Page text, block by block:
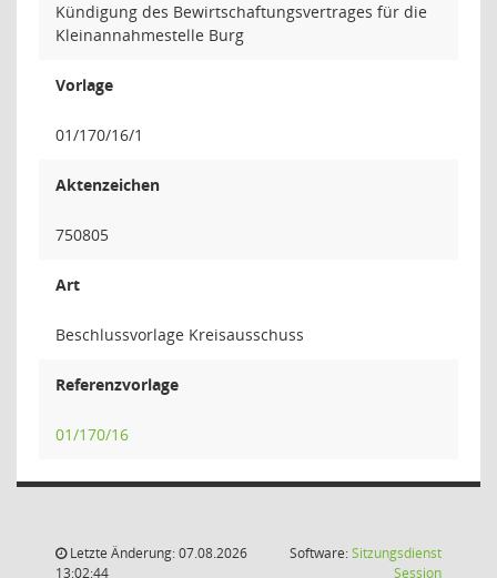
Kündigung des Bewirtschaftungsvertrages für die
Kleinannahmestelle Burg
Vorlage
01/170/16/1
Aktenzeichen
750805
Art
Beschlussvorlage Kreisausschuss
Referenzvorlage
01/170/16
Letzte Änderung: 07.08.2026
13:02:44
Software:Sitzungsdienst
Session(Wird in